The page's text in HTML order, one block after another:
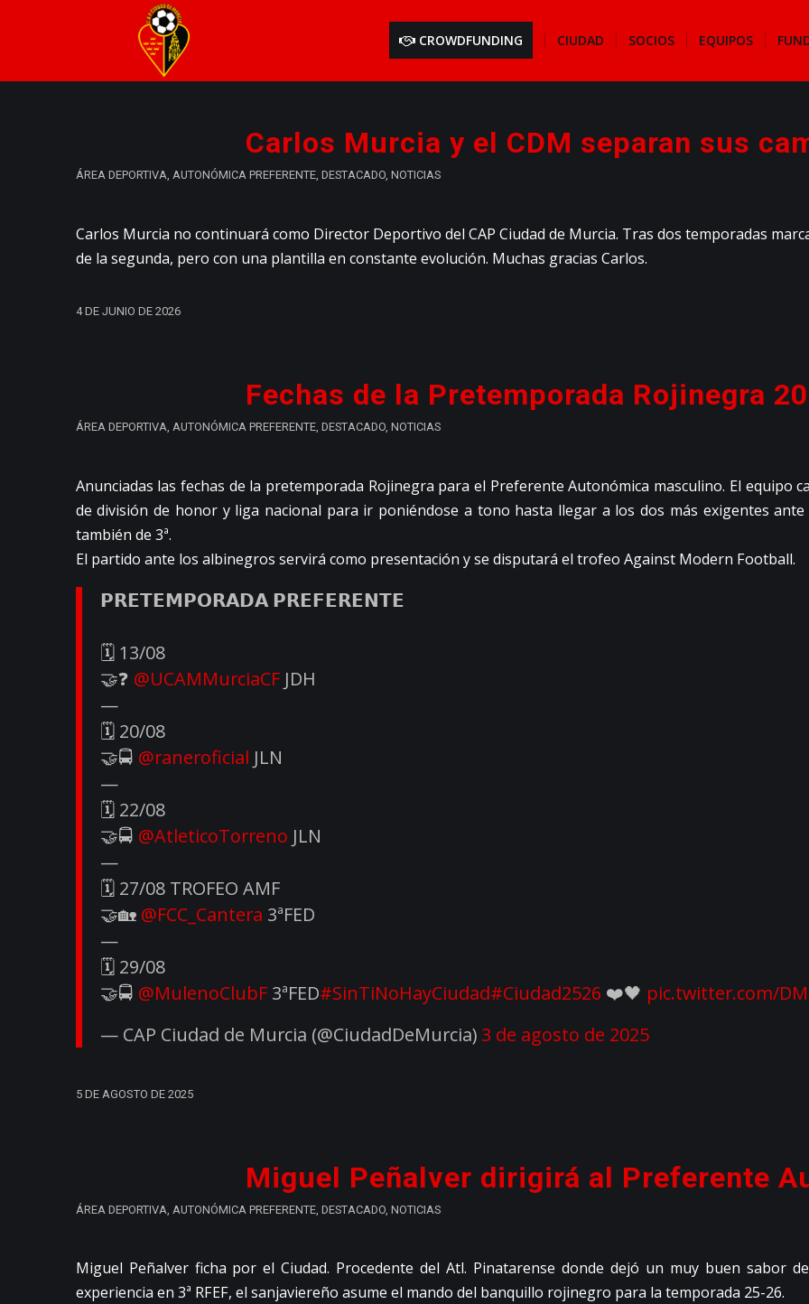
CROWDFUNDING CIUDAD SOCIOS EQUIPOS
Carlos Murcia y el CDM separan sus
ÁREA DEPORTIVA, AUTONÓMICA PREFERENTE, DESTACADO, NOTICIAS
Carlos Murcia no continuará como Director Deportivo del CAP Ciudad de Murcia. Tras dos temporadas
de la segunda, pero con una plantilla en constante evolución. Muchas gracias Carlos.
4 DE JUNIO DE 2026
Fechas de la Pretemporada Rojinegra
ÁREA DEPORTIVA, AUTONÓMICA PREFERENTE, DESTACADO, NOTICIAS
Anunciadas las fechas de la pretemporada Rojinegra para el Preferente Autonómica masculino. El equipo
de división de honor y liga nacional para ir poniéndose a tono hasta llegar a los dos más exigentes ante
también de 3ª.
El partido ante los albinegros servirá como presentación y se disputará el trofeo Against Modern Football.
𝗣𝗥𝗘𝗧𝗘𝗠𝗣𝗢𝗥𝗔𝗗𝗔 𝗣𝗥𝗘𝗙𝗘𝗥𝗘𝗡𝗧𝗘
🗓️ 13/08
🤝❓ @UCAMMurciaCFJDH
—
🗓️ 20/08
🤝🚍 @raneroficial JLN
—
🗓️ 22/08
🤝🚍 @AtleticoTorreno JLN
—
🗓️ 27/08 TROFEO AMF
🤝🏡 @FCC_Cantera 3ªFED
—
🗓️ 29/08
🤝🚍 @MulenoClubF3ªFED#SinTiNoHayCiudad#Ciudad2526 ❤️🖤 pic.twitter.com/
— CAP Ciudad de Murcia (@CiudadDeMurcia) 3 de agosto de 2025
5 DE AGOSTO DE 2025
Miguel Peñalver dirigirá al Preferente
ÁREA DEPORTIVA AUTONÓMICA PREFERENTE, DESTACADO, NOTICIAS
Miguel Peñalver ficha por el Ciudad. Procedente del Atl. Pinatarense donde dejó un muy buen sabor
experiencia en 3ª RFEF, el sanjaviereño asume el mando del banquillo rojinegro para la temporada 25-26.